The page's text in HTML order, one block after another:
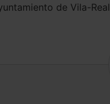
de Vila-Real